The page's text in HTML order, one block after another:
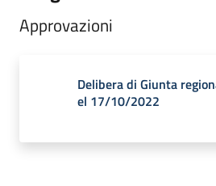
Approvazioni
Delibera di Giunta
el 17/10/2022